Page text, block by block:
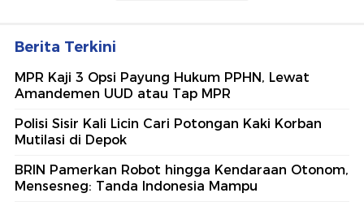
Berita Terkini
MPR Kaji 3 Opsi Payung Hukum PPHN, Lewat
Amandemen UUD atau Tap MPR
Polisi Sisir Kali Licin Cari Potongan Kaki Korban
Mutilasi di Depok
BRIN Pamerkan Robot hingga Kendaraan Otonom,
Mensesneg: Tanda Indonesia Mampu